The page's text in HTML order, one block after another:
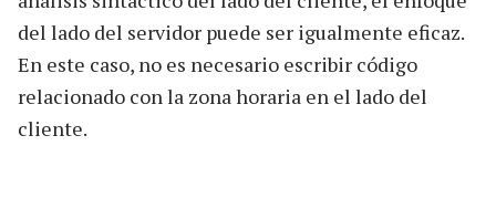
del lado del servidor puede ser igualmente eficaz.
En este caso, no es necesario escribir código
relacionado con la zona horaria en el lado del
cliente.